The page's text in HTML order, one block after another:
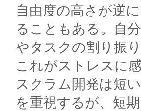
自由度の高さが逆
ることもある。自
やタスクの割り振
これがストレスに
スクラム開発は短
を重視するが、短